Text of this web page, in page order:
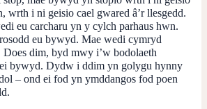
wrth i ni geisio cael gwared â’r llesgedd.
eu carcharu yn y cylch parhaus hwn.
eu bywyd. Mae wedi cymryd
dim, byd mwy i’w bodolaeth
bywyd. Dydw i ddim yn golygu hynny
– ond ei fod yn ymddangos fod poen